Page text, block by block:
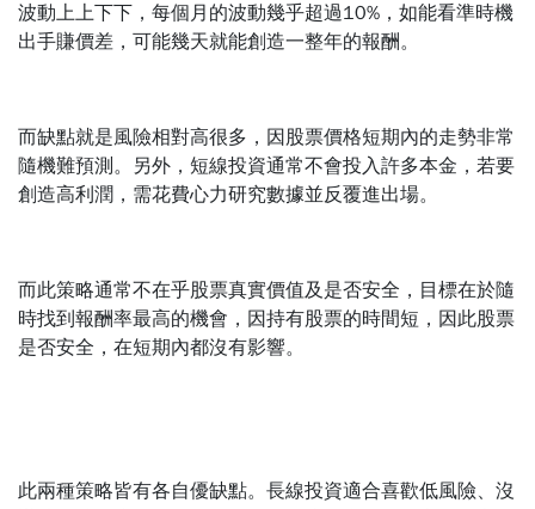
波動上上下下，每個月的波動幾乎超過10%，如能看準時機
出手賺價差，可能幾天就能創造一整年的報酬。
而缺點就是風險相對高很多，因股票價格短期內的走勢非常
隨機難預測。另外，短線投資通常不會投入許多本金，若要
創造高利潤，需花費心力研究數據並反覆進出場。
而此策略通常不在乎股票真實價值及是否安全，目標在於隨
時找到報酬率最高的機會，因持有股票的時間短，因此股票
是否安全，在短期內都沒有影響。
此兩種策略皆有各自優缺點。長線投資適合喜歡低風險、沒